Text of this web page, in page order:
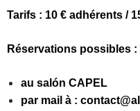
Tarifs : 10 € adhérents /
Réservations possibles :
au salón CAPEL
par mail à :